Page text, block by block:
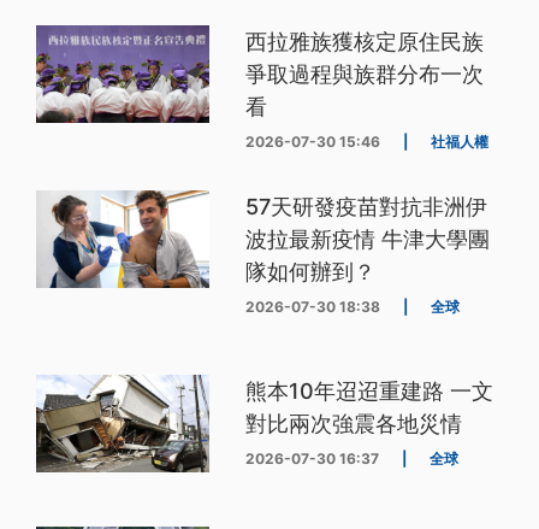
西拉雅族獲核定原住民族
爭取過程與族群分布一次
看
2026-07-30 15:46 社福人權
57天研發疫苗對抗非洲伊
波拉最新疫情 牛津大學團
隊如何辦到？
2026-07-30 18:38 全球
熊本10年迢迢重建路 一文
對比兩次強震各地災情
2026-07-30 16:37 全球